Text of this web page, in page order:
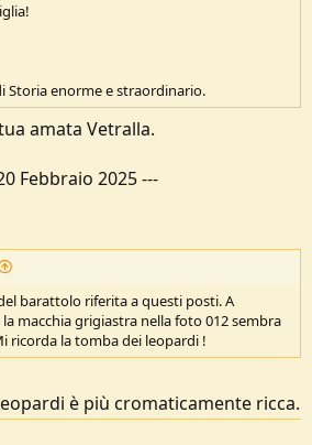
Storia enorme e straordinario.
amata Vetralla.
Febbraio 2025---
barattolo riferita a questi posti. A
macchia grigiastra nella foto 012 sembra
ricorda la tomba dei leopardi !
è più cromaticamente ricca.